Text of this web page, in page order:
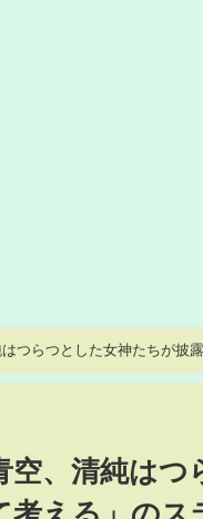
つらつとした女神たちが披
空、清純は
考える」の